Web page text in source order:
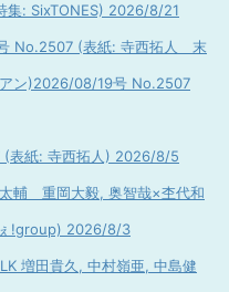
集: SixTONES) 2026/8/21
No.2507 (表紙: 寺西拓人 末
ン)2026/08/19号 No.2507
表紙: 寺西拓人) 2026/8/5
輔 重岡大毅, 奥智哉×杢代和
!group) 2026/8/3
増田貴久, 中村嶺亜, 中島健